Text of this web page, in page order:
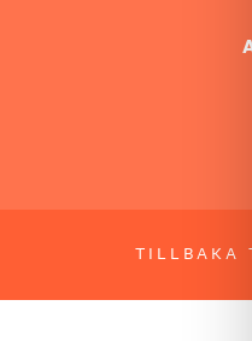
TILLBAKA